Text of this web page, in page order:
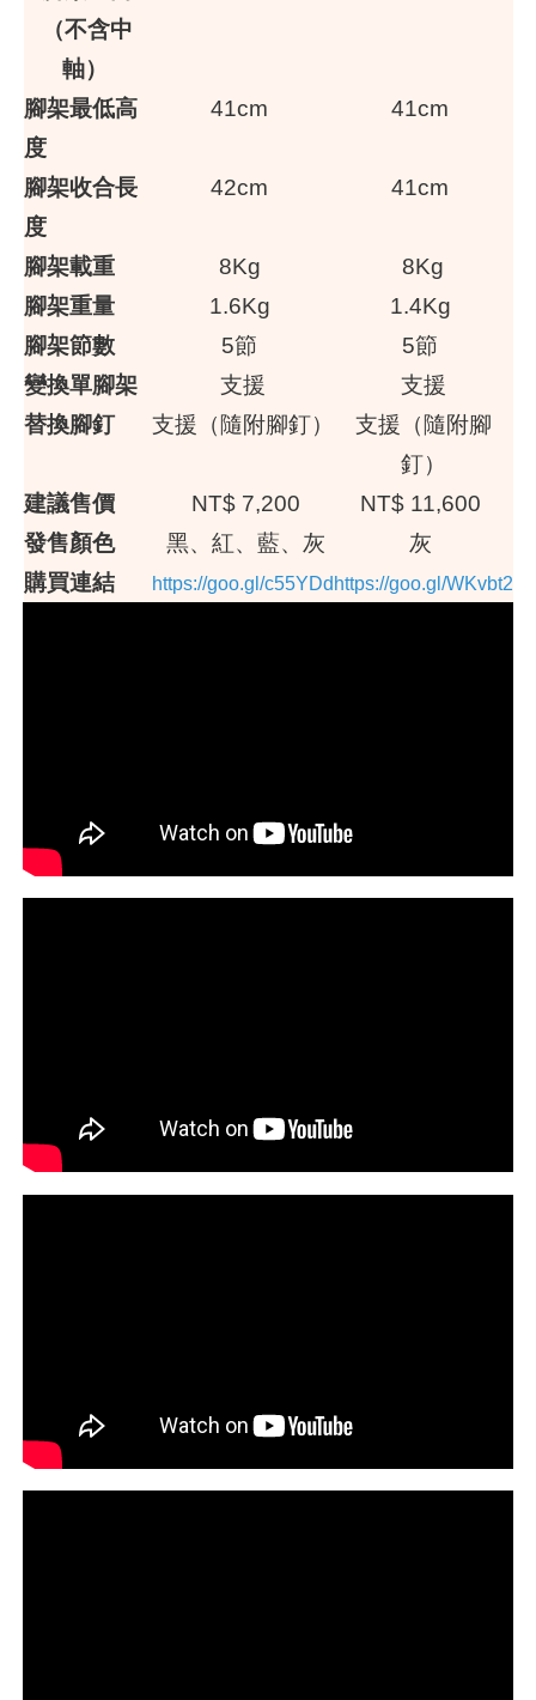
（不含中
軸）
腳架最低高
度
41cm 41cm
腳架收合長
度
42cm 41cm
腳架載重 8Kg
8Kg
腳架重量
1.6Kg
1.4Kg
腳架節數
5節
5節
變換單腳架
支援
支援
替換腳釘
支援（隨附腳釘）
支援（隨附腳
釘）
建議售價
NT$ 7,200
NT$ 11,600
發售顏色
黑、紅、藍、灰
灰
購買連結
https://goo.gl/c55YDd https://goo.gl/WKvbt2